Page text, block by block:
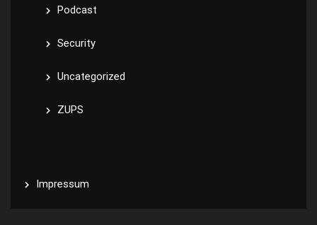
Podcast
Security
Uncategorized
ZUPS
Impressum